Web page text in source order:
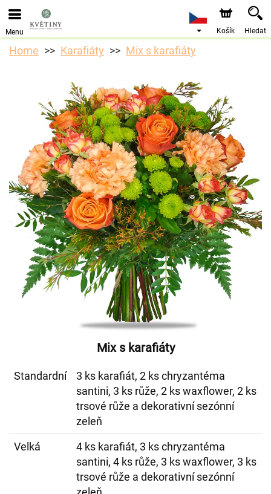
Objednávky přes e-shop přijímáme. Nejbližší možné
doručení je od 10.8.2026 z důvodu dovolené.
Menu Košík Hledat
Home Karafiáty Mix s karafiáty
Mix s karafiáty
Standardní
3 ks karafiát, 2 ks chryzantéma
santini, 3 ks růže, 2 ks waxflower, 2 ks
trsové růže a dekorativní sezónní
zeleň
Velká
4 ks karafiát, 3 ks chryzantéma
santini, 4 ks růže, 3 ks waxflower, 3 ks
trsové růže a dekorativní sezónní